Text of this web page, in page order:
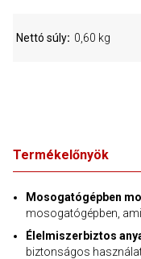
Termékelőnyök
Mosogatógépben
mosogatógépben,
Élelmiszerbiztos
biztonságos
Nettó súly 0,60 kg